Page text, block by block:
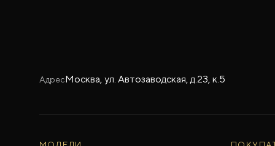
АдресМосква, ул. Автозаводская, д.23, к.5